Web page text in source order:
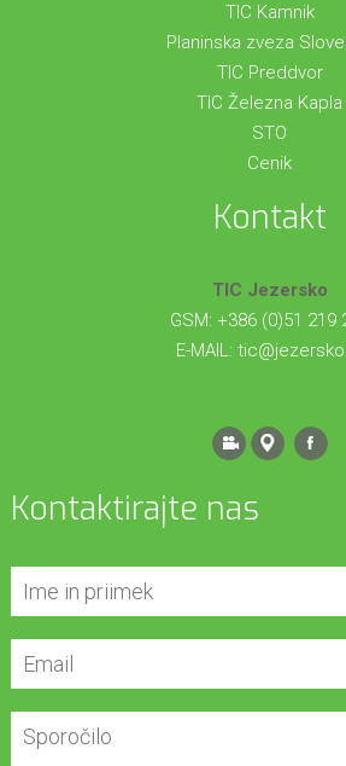
TIC Kamnik
Planinska zveza
TIC Preddvor
TIC Železna Kapla
STO
Cenik
Kontakt
TIC Jezersko
GSM: +386 (0)51 219
E-MAIL:
Kontaktirajte nas